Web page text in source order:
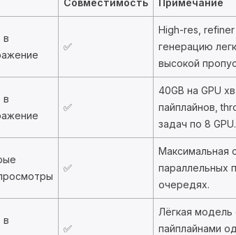
Совместимость Примечание
в
✅
High-res, refiner
генерацию
высокой
в
✅
40GB на GPU
пайплайнов,
задач по 8 GPU.
✅
Максимальная
параллельных
очередях.
в
✅
Лёгкая модель
пайплайнами